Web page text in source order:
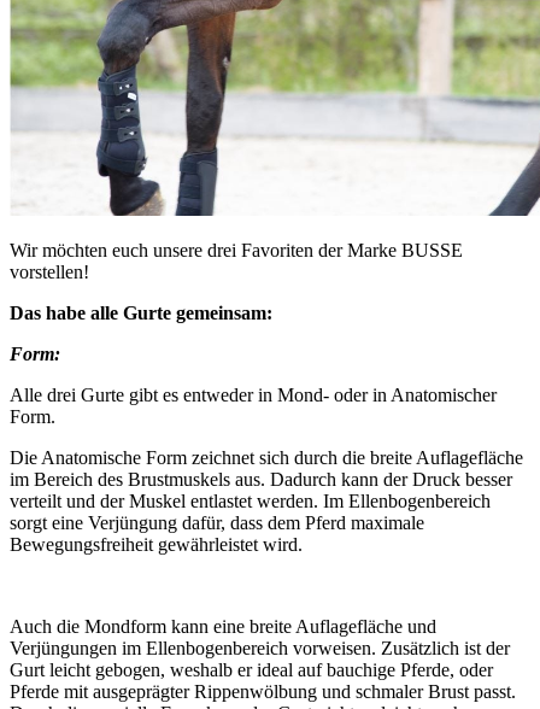
Wir möchten euch unsere drei Favoriten der Marke BUSSE
vorstellen!
Das habe alle Gurte gemeinsam:
Form:
Alle drei Gurte gibt es entweder in Mond- oder in Anatomischer
Form.
Die Anatomische Form zeichnet sich durch die breite Auflagefläche
im Bereich des Brustmuskels aus. Dadurch kann der Druck besser
verteilt und der Muskel entlastet werden. Im Ellenbogenbereich
sorgt eine Verjüngung dafür, dass dem Pferd maximale
Bewegungsfreiheit gewährleistet wird.
Auch die Mondform kann eine breite Auflagefläche und
Verjüngungen im Ellenbogenbereich vorweisen. Zusätzlich ist der
Gurt leicht gebogen, weshalb er ideal auf bauchige Pferde, oder
Pferde mit ausgeprägter Rippenwölbung und schmaler Brust passt.